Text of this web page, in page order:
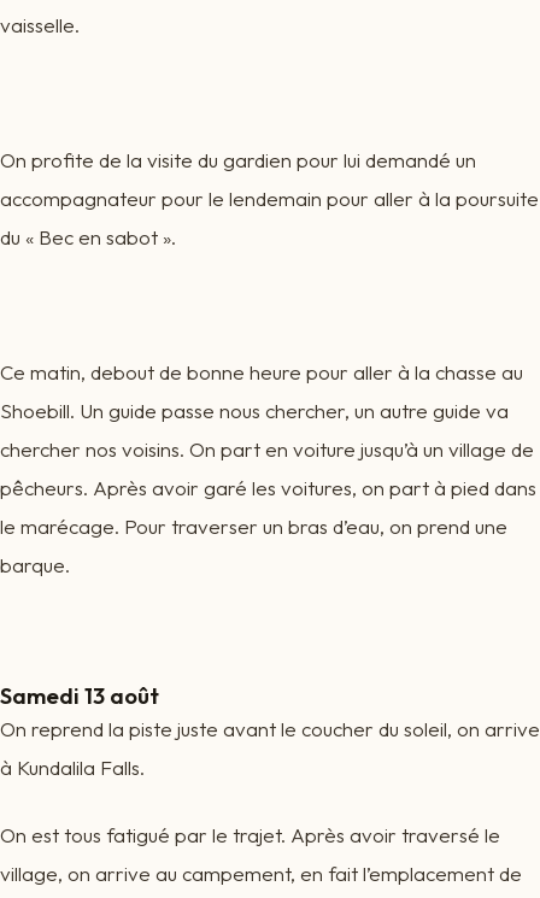
vaisselle.
On profite de la visite du gardien pour lui demandé un
accompagnateur pour le lendemain pour aller à la poursuite
du « Bec en sabot ».
Ce matin, debout de bonne heure pour aller à la chasse au
Shoebill. Un guide passe nous chercher, un autre guide va
chercher nos voisins. On part en voiture jusqu’à un village de
pêcheurs. Après avoir garé les voitures, on part à pied dans
le marécage. Pour traverser un bras d’eau, on prend une
barque.
Samedi 13 août
On reprend la piste juste avant le coucher du soleil, on arrive
à Kundalila Falls.
On est tous fatigué par le trajet. Après avoir traversé le
village, on arrive au campement, en fait l’emplacement de